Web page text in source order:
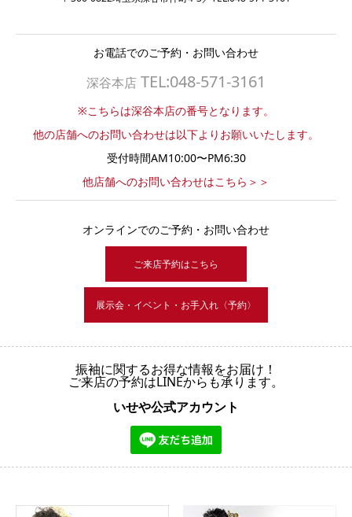
お電話でのご予約・お問い合わせ
深谷本店 TEL:048-571-3161
※こちらは深谷本店の番号となります。
他の店舗へのお問い合わせは以下よりお願いいたします。
受付時間AM10:00〜PM6:30
他店舗へのお問い合わせはこちら＞＞
オンラインでのご予約・お問い合わせ
ご来店予約はこちら
展示会・イベント・お手入れ〈予約〉
振袖に関するお得な情報をお届け！
ご来店の予約はLINEからも承ります。
いせや公式アカウント